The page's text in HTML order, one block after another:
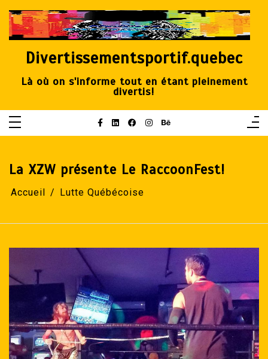
contenu
Divertissementsportif.quebec
Là où on s'informe tout en étant pleinement
divertis!
La XZW présente Le RaccoonFest!
Accueil Lutte Québécoise